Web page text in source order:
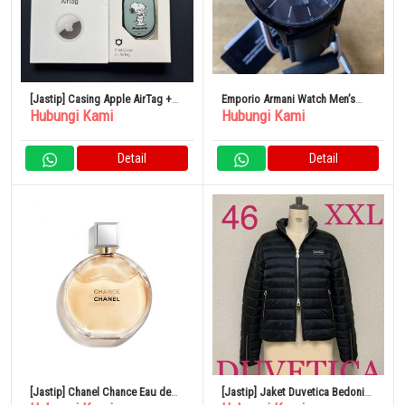
[Jastip] Casing Apple AirTag +
Hamee AirTag
Hubungi Kami
Detail
Emporio Armani Watch Men’s
AR2479 Quartz Black
Hubungi Kami
Detail
[Jastip] Chanel Chance Eau de
[Jastip] Jaket Duvetica Bedonia